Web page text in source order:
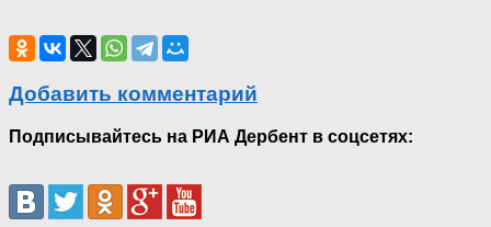
Добавить комментарий
Подписывайтесь на РИА Дербент в соцсетях: